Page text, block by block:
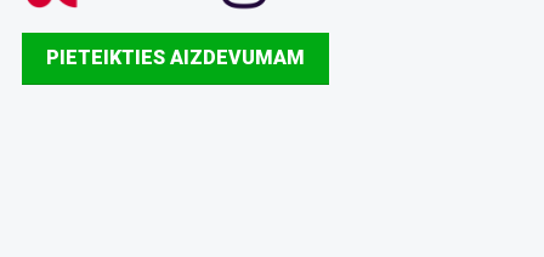
PIETEIKTIES AIZDEVUMAM